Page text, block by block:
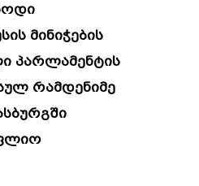
მინიჭების
პარლამენტის
რამდენიმე